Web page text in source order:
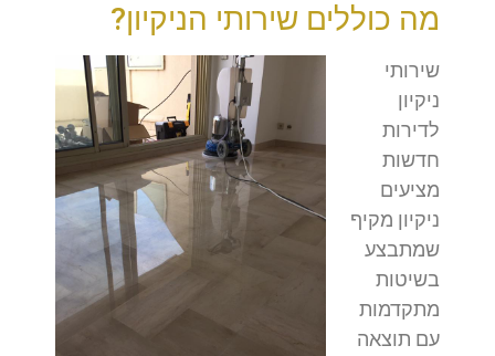
מה כוללים שירותי הניקיון?
שירותי
ניקיון
לדירות
חדשות
מציעים
ניקיון מקיף
שמתבצע
בשיטות
מתקדמות
עם תוצאה